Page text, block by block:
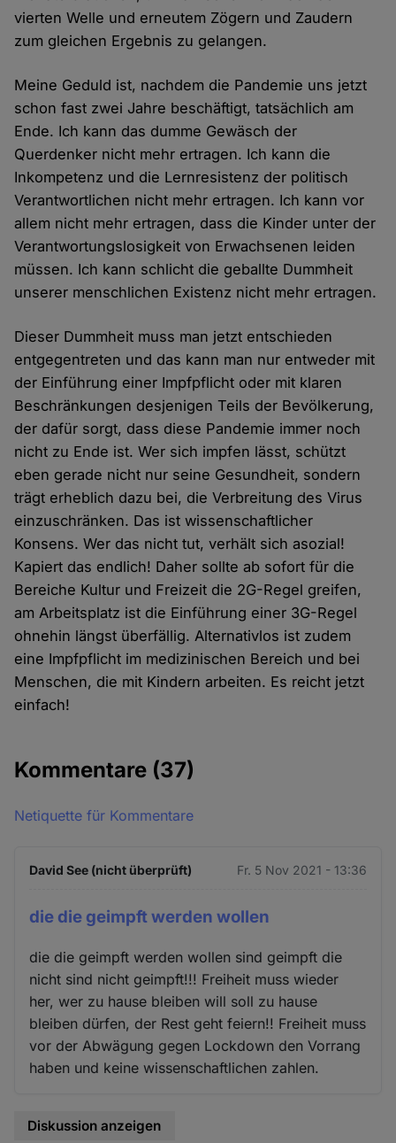
vierten Welle und erneutem Zögern und Zaudern
zum gleichen Ergebnis zu gelangen.
Meine Geduld ist, nachdem die Pandemie uns jetzt
schon fast zwei Jahre beschäftigt, tatsächlich am
Ende. Ich kann das dumme Gewäsch der
Querdenker nicht mehr ertragen. Ich kann die
Inkompetenz und die Lernresistenz der politisch
Verantwortlichen nicht mehr ertragen. Ich kann vor
allem nicht mehr ertragen, dass die Kinder unter der
Verantwortungslosigkeit von Erwachsenen leiden
müssen. Ich kann schlicht die geballte Dummheit
unserer menschlichen Existenz nicht mehr ertragen.
Dieser Dummheit muss man jetzt entschieden
entgegentreten und das kann man nur entweder mit
der Einführung einer Impfpflicht oder mit klaren
Beschränkungen desjenigen Teils der Bevölkerung,
der dafür sorgt, dass diese Pandemie immer noch
nicht zu Ende ist. Wer sich impfen lässt, schützt
eben gerade nicht nur seine Gesundheit, sondern
trägt erheblich dazu bei, die Verbreitung des Virus
einzuschränken. Das ist wissenschaftlicher
Konsens. Wer das nicht tut, verhält sich asozial!
Kapiert das endlich! Daher sollte ab sofort für die
Bereiche Kultur und Freizeit die 2G-Regel greifen,
am Arbeitsplatz ist die Einführung einer 3G-Regel
ohnehin längst überfällig. Alternativlos ist zudem
eine Impfpflicht im medizinischen Bereich und bei
Menschen, die mit Kindern arbeiten. Es reicht jetzt
einfach!
Kommentare (37)
Netiquette für Kommentare
David See (nicht überprüft) Fr. 5 Nov 2021 - 13:36
die die geimpft werden wollen
die die geimpft werden wollen sind geimpft die
nicht sind nicht geimpft!!! Freiheit muss wieder
her, wer zu hause bleiben will soll zu hause
bleiben dürfen, der Rest geht feiern!! Freiheit muss
vor der Abwägung gegen Lockdown den Vorrang
haben und keine wissenschaftlichen zahlen.
Diskussion anzeigen